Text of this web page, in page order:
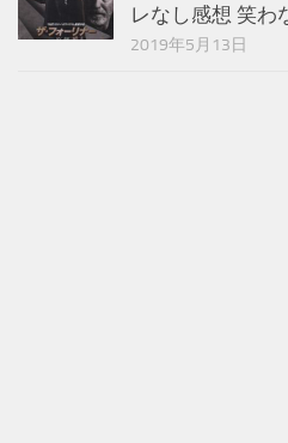
レなし感想 笑わ
2019年5月13日